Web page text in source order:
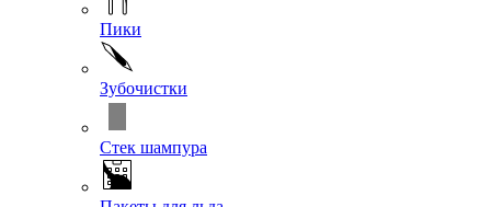
Пики
Зубочистки
Стек шампура